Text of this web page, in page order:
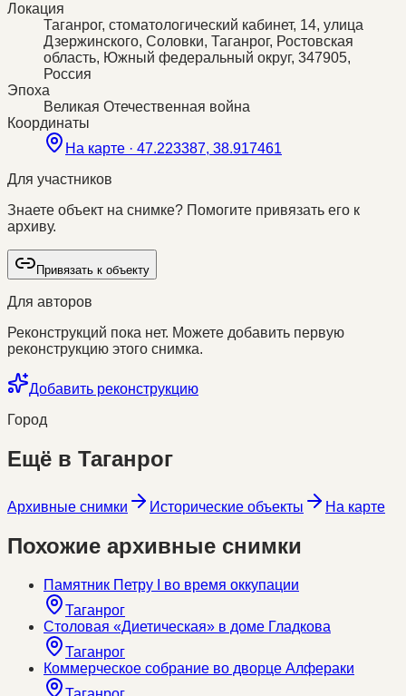
Локация
Таганрог, стоматологический кабинет, 14, улица
Дзержинского, Соловки, Таганрог, Ростовская
область, Южный федеральный округ, 347905,
Россия
Эпоха
Великая Отечественная война
Координаты
На карте · 47.223387, 38.917461
Для участников
Знаете объект на снимке? Помогите привязать его к
архиву.
Привязать к объекту
Для авторов
Реконструкций пока нет. Можете добавить первую
реконструкцию этого снимка.
Добавить реконструкцию
Город
Ещё в Таганрог
Архивные снимки Исторические объекты На карте
Похожие архивные снимки
Памятник Петру I во время оккупации
Таганрог
Столовая «Диетическая» в доме Гладкова
Таганрог
Коммерческое собрание во дворце Алфераки